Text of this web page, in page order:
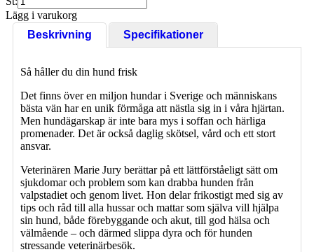
Lägg i varukorg
Beskrivning
Specifikationer
Så håller du din hund frisk
Det finns över en miljon hundar i Sverige och människans
bästa vän har en unik förmåga att nästla sig in i våra hjärtan.
Men hundägarskap är inte bara mys i soffan och härliga
promenader. Det är också daglig skötsel, vård och ett stort
ansvar.
Veterinären Marie Jury berättar på ett lättförståeligt sätt om
sjukdomar och problem som kan drabba hunden från
valpstadiet och genom livet. Hon delar frikostigt med sig av
tips och råd till alla hussar och mattar som själva vill hjälpa
sin hund, både förebyggande och akut, till god hälsa och
välmående – och därmed slippa dyra och för hunden
stressande veterinärbesök.